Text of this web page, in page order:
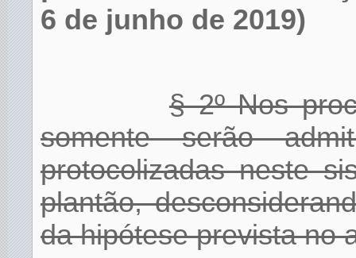
6 de junho de 2019)
§ 2º Nos
somente serão
protocolizadas neste
plantão,
da hipótese prevista no